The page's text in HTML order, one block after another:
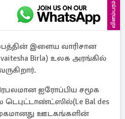
விளம்பரம்
இளைய வாரிசான
Birla) உலக அரங்கில்
ஐரோப்பிய சமூக
Bal des
ஊடகங்களின்